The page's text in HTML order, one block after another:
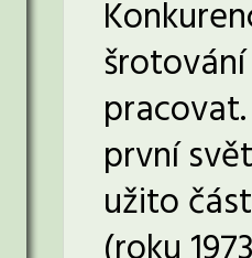
první
užito